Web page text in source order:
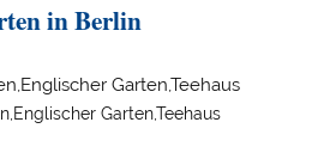
in Berlin
Garten,Teehaus